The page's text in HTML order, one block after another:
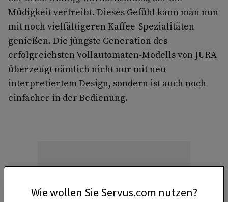
Müdigkeit vertreibt. Dieses Gefühl kann man nun
mit noch vielfältigeren Kaffee-Spezialitäten
genießen. Die jüngste Generation des
erfolgreichsten Vollautomaten-Modells von JURA
überzeugt nämlich nicht nur mit neu
interpretiertem Design, sondern ist auch noch
einfacher in der Bedienung.
Wie wollen Sie Servus.com nutzen?